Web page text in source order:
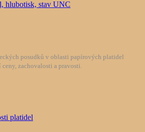
posudků v oblasti papírových platidel
zachovalosti a pravosti.
platidel